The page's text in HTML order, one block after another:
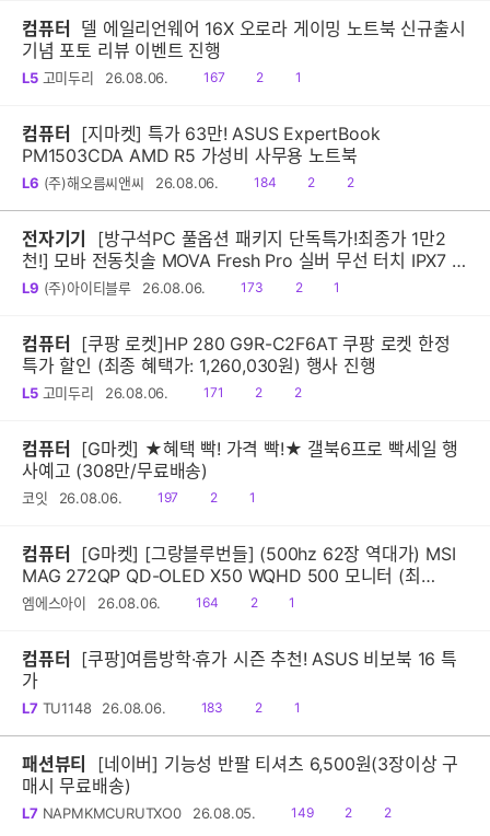
컴퓨터
델 에일리언웨어 16X 오로라 게이밍 노트북 신규출시
기념 포토 리뷰 이벤트 진행
L5 고미두리 26.08.06.
읽
167
공
2
댓1
컴퓨터
[지마켓] 특가 63만! ASUS ExpertBook
PM1503CDA AMD R5 가성비 사무용 노트북
L6 (주)해오름씨앤씨 26.08.06.
읽
184
공
2
댓
2
전자기기
[방구석PC 풀옵션 패키지 단독특가!최종가 1만2
천!] 모바 전동칫솔 MOVA Fresh Pro 실버 무선 터치 IPX7 방
수 10단계 진동 음파 전동칫솔
L9 (주)아이티블루 26.08.06.
읽
173
공
2
댓1
컴퓨터
[쿠팡 로켓]HP 280 G9R-C2F6AT 쿠팡 로켓 한정
특가 할인 (최종 혜택가: 1,260,030원) 행사 진행
L5 고미두리 26.08.06.
읽
171
공
2
댓
2
컴퓨터
[G마켓] ★혜택 빡! 가격 빡!★ 갤북6프로 빡세일 행
사예고 (308만/무료배송)
코잇 26.08.06.
읽
197
공
2
댓1
컴퓨터
[G마켓] [그랑블루번들] (500hz 62장 역대가) MSI
MAG 272QP QD-OLED X50 WQHD 500 모니터 (최
종:620,160원)
엠에스아이 26.08.06.
읽
164
공
2
댓1
컴퓨터
[쿠팡]여름방학·휴가 시즌 추천! ASUS 비보북 16 특
가
L7 TU1148 26.08.06.
읽
183
공
2
댓1
패션뷰티
[네이버] 기능성 반팔 티셔츠 6,500원(3장이상 구
매시 무료배송)
L7 NAPMKMCURUTXO0 26.08.05.
읽
149
공
2
댓
2